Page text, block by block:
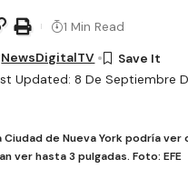
Updated: 8 De Septiembre
NewsDigitalTV
1 Min Read
Ciudad de Nueva York podría
ver hasta 3 pulgadas. Foto: EFE